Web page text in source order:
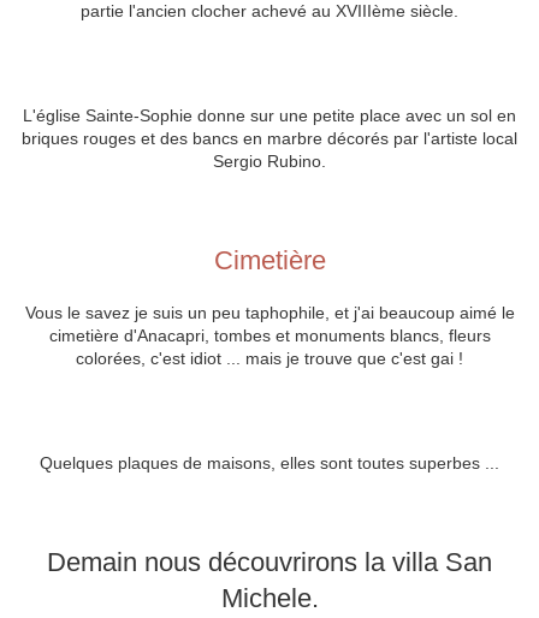
partie l'ancien clocher achevé au XVIIIème siècle.
L'église Sainte-Sophie donne sur une petite place avec un sol en
briques rouges et des bancs en marbre décorés par l'artiste local
Sergio Rubino.
Cimetière
Vous le savez je suis un peu taphophile, et j'ai beaucoup aimé le
cimetière d'Anacapri, tombes et monuments blancs, fleurs
colorées, c'est idiot ... mais je trouve que c'est gai !
Quelques plaques de maisons, elles sont toutes superbes ...
Demain nous découvrirons la villa San
Michele.